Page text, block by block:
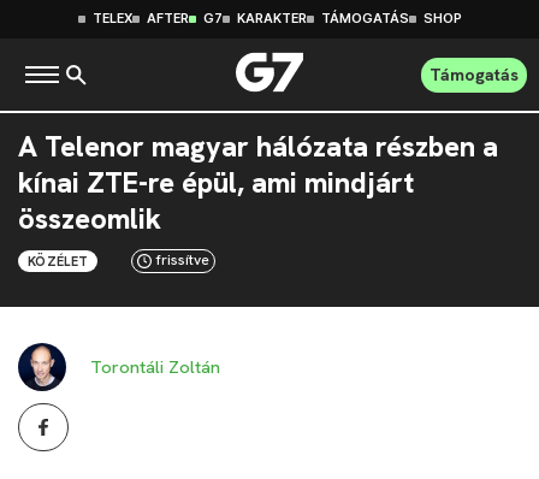
TELEX AFTER G7 KARAKTER TÁMOGATÁS SHOP
Támogatás
A Telenor magyar hálózata részben a
kínai ZTE-re épül, ami mindjárt
összeomlik
KÖZÉLET frissítve
Torontáli Zoltán